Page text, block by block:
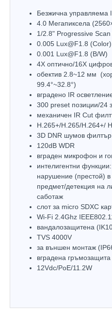
Безжична
4.0 Mегапиксела
1/2.8" Progressive
0.005 Lux@F1.8 (Color)
0.001 Lux@F1.8 (B/W)
4X оптично/16X
обектив 2.8~12 мм
99.4°~32.8°)
вградено IR
300 preset позиции/24
механичен IR Cut
H.265+/H.265/H.264+/
3D DNR шумов филтър
120dB WDR
вграден микрофон и
интелигентни
нарушение (престой) в
предмет/детекция на
саботаж
слот за micro SDXC
Wi-Fi 2.4Ghz
вандалозащитена
TVS 4000V
за външен монтаж
вградена гръмозащита
12Vdc/PoE/11.2W